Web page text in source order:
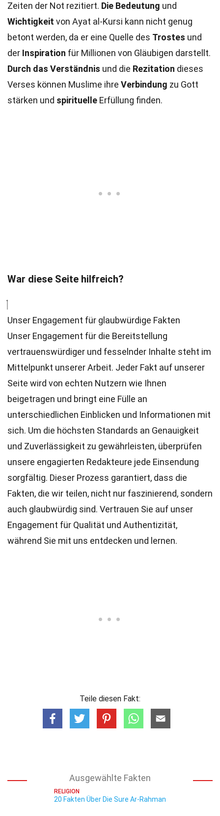
Zeiten der Not rezitiert. Die Bedeutung und
Wichtigkeit von Ayat al-Kursi kann nicht genug
betont werden, da er eine Quelle des Trostes und
der Inspiration für Millionen von Gläubigen darstellt.
Durch das Verständnis und die Rezitation dieses
Verses können Muslime ihre Verbindung zu Gott
stärken und spirituelle Erfüllung finden.
War diese Seite hilfreich?
Unser Engagement für glaubwürdige Fakten
Unser Engagement für die Bereitstellung
vertrauenswürdiger und fesselnder Inhalte steht im
Mittelpunkt unserer Arbeit. Jeder Fakt auf unserer
Seite wird von echten Nutzern wie Ihnen
beigetragen und bringt eine Fülle an
unterschiedlichen Einblicken und Informationen mit
sich. Um die höchsten Standards an Genauigkeit
und Zuverlässigkeit zu gewährleisten, überprüfen
unsere engagierten Redakteure jede Einsendung
sorgfältig. Dieser Prozess garantiert, dass die
Fakten, die wir teilen, nicht nur faszinierend, sondern
auch glaubwürdig sind. Vertrauen Sie auf unser
Engagement für Qualität und Authentizität,
während Sie mit uns entdecken und lernen.
Teile diesen Fakt:
Ausgewählte Fakten
RELIGION
20 Fakten Über Die Sure Ar-Rahman